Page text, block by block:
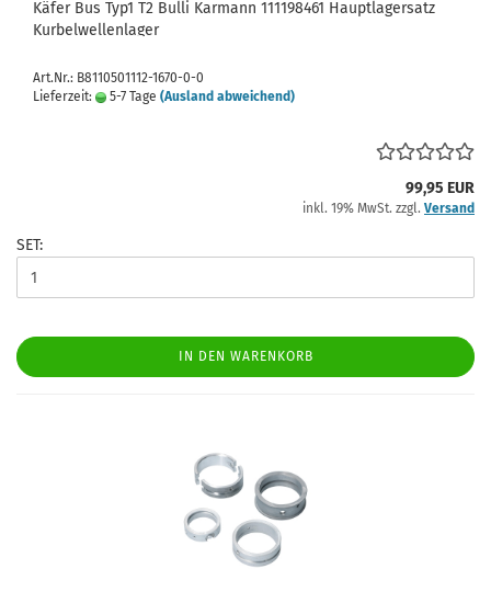
Käfer Bus Typ1 T2 Bulli Karmann 111198461 Hauptlagersatz
Kurbelwellenlager
Art.Nr.: B8110501112-1670-0-0
Lieferzeit:
5-7 Tage (Ausland abweichend)
99,95 EUR
inkl. 19% MwSt. zzgl. Versand
SET:
IN DEN WARENKORB